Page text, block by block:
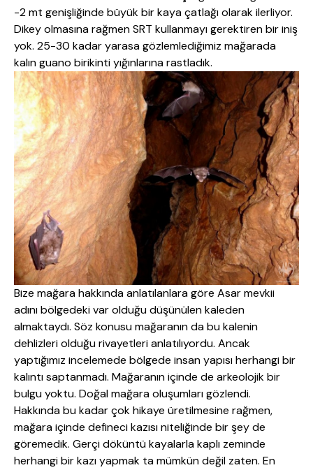
-2 mt genişliğinde büyük bir kaya çatlağı olarak ilerliyor.
Dikey olmasına rağmen SRT kullanmayı gerektiren bir iniş
yok. 25-30 kadar yarasa gözlemlediğimiz mağarada
kalın guano birikinti yığınlarına rastladık.
Bize mağara hakkında anlatılanlara göre Asar mevkii
adını bölgedeki var olduğu düşünülen kaleden
almaktaydı. Söz konusu mağaranın da bu kalenin
dehlizleri olduğu rivayetleri anlatılıyordu. Ancak
yaptığımız incelemede bölgede insan yapısı herhangi bir
kalıntı saptanmadı. Mağaranın içinde de arkeolojik bir
bulgu yoktu. Doğal mağara oluşumları gözlendi.
Hakkında bu kadar çok hikaye üretilmesine rağmen,
mağara içinde defineci kazısı niteliğinde bir şey de
göremedik. Gerçi döküntü kayalarla kaplı zeminde
herhangi bir kazı yapmak ta mümkün değil zaten. En